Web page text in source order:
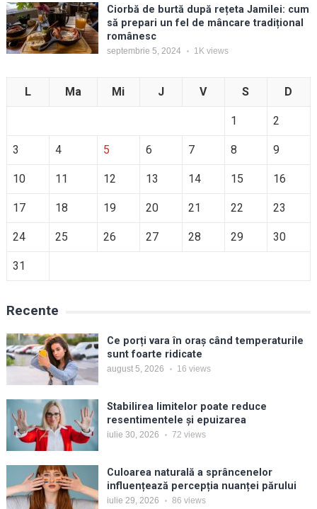
Ciorbă de burtă după rețeta Jamilei: cum
să prepari un fel de mâncare tradițional
românesc
septembrie 5, 2024 1Kviews
L Ma Mi J V S D
1 2
3 4 5 6 7 8 9
10 11 12 13 14 15 16
17 18 19 20 21 22 23
24 25 26 27 28 29 30
31
Recente
Ce porți vara în oraș când temperaturile
sunt foarte ridicate
august 5, 2026 16 views
Stabilirea limitelor poate reduce
resentimentele și epuizarea
iulie 30, 2026 72 views
Culoarea naturală a sprâncenelor
influențează percepția nuanței părului
iulie 29, 2026 86 views